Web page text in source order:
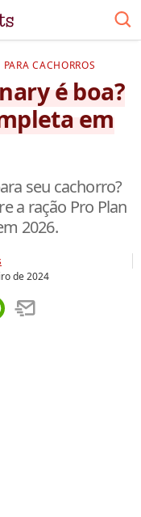
PARA CACHORROS
é boa?
em
seu cachorro?
a ração Pro Plan
2026.
de 2024